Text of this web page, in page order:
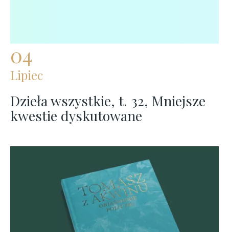
04
Lipiec
Dzieła wszystkie, t. 32, Mniejsze
kwestie dyskutowane